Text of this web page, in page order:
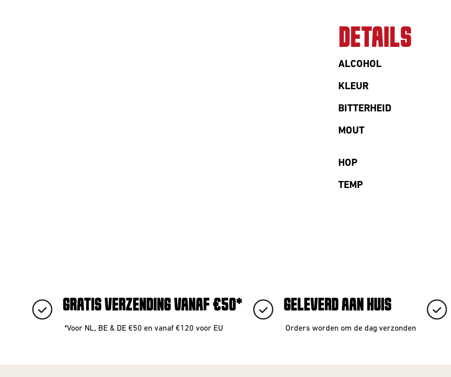
DETAILS
ALCOHOL
KLEUR
BITTERHEID
MOUT
HOP
TEMP
GRATIS VERZENDING VANAF €50*
*Voor NL, BE & DE €50 en vanaf €120 voor EU
GELEVERD AAN HUIS
Orders worden om de dag verzonden